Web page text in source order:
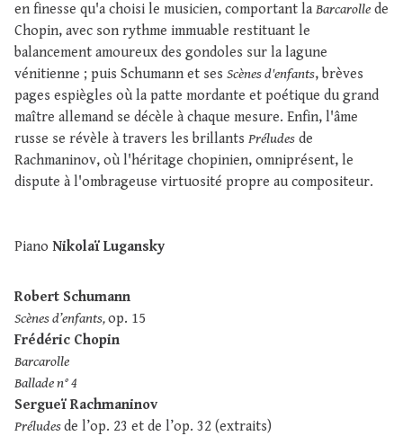
en finesse qu'a choisi le musicien, comportant la Barcarolle de
Chopin, avec son rythme immuable restituant le
balancement amoureux des gondoles sur la lagune
vénitienne ; puis Schumann et ses Scènes d'enfants, brèves
pages espiègles où la patte mordante et poétique du grand
maître allemand se décèle à chaque mesure. Enfin, l'âme
russe se révèle à travers les brillants Préludes de
Rachmaninov, où l'héritage chopinien, omniprésent, le
dispute à l'ombrageuse virtuosité propre au compositeur.
Piano Nikolaï Lugansky
Robert Schumann
Scènes d’enfants,op. 15
Frédéric Chopin
Barcarolle
Ballade n° 4
Sergueï Rachmaninov
Préludesde l’op. 23 et de l’op. 32 (extraits)